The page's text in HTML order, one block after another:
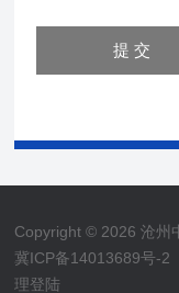
Copyright © 2026 沧州
冀ICP备14013689号-2
理登陆